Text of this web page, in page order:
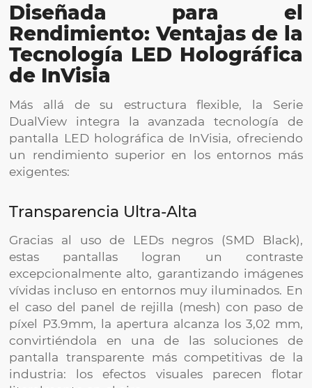
Diseñada para el
Rendimiento: Ventajas de la
Tecnología LED Holográfica
de InVisia
Más allá de su estructura flexible, la Serie
DualView integra la avanzada tecnología de
pantalla LED holográfica de InVisia, ofreciendo
un rendimiento superior en los entornos más
exigentes:
Transparencia Ultra-Alta
Gracias al uso de LEDs negros (SMD Black),
estas pantallas logran un contraste
excepcionalmente alto, garantizando imágenes
vívidas incluso en entornos muy iluminados. En
el caso del panel de rejilla (mesh) con paso de
píxel P3.9mm, la apertura alcanza los 3,02 mm,
convirtiéndola en una de las soluciones de
pantalla transparente más competitivas de la
industria: los efectos visuales parecen flotar